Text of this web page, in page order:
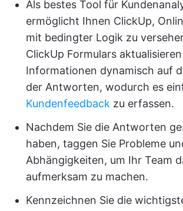
Als bestes Tool für
ermöglicht Ihnen ClickUp,
mit bedingter Logik zu
ClickUp Formulars aktualisieren
Informationen dynamisch auf
der Antworten, wodurch es
Kundenfeedback zu erfassen.
Nachdem Sie die Antworten
haben, taggen Sie Probleme
Abhängigkeiten, um Ihr Team
aufmerksam zu machen.
Kennzeichnen Sie die